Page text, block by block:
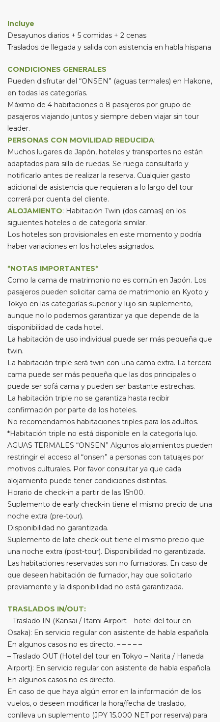
Incluye
Desayunos diarios + 5 comidas + 2 cenas
Traslados de llegada y salida con asistencia en habla hispana
CONDICIONES GENERALES
Pueden disfrutar del “ONSEN” (aguas termales) en Hakone,
en todas las categorías.
Máximo de 4 habitaciones o 8 pasajeros por grupo de
pasajeros viajando juntos y siempre deben viajar sin tour
leader.
PERSONAS CON MOVILIDAD REDUCIDA:
Muchos lugares de Japón, hoteles y transportes no están
adaptados para silla de ruedas. Se ruega consultarlo y
notificarlo antes de realizar la reserva. Cualquier gasto
adicional de asistencia que requieran a lo largo del tour
correrá por cuenta del cliente.
ALOJAMIENTO: Habitación Twin (dos camas) en los
siguientes hoteles o de categoría similar.
Los hoteles son provisionales en este momento y podría
haber variaciones en los hoteles asignados.
*NOTAS IMPORTANTES*
Como la cama de matrimonio no es común en Japón. Los
pasajeros pueden solicitar cama de matrimonio en Kyoto y
Tokyo en las categorías superior y lujo sin suplemento,
aunque no lo podemos garantizar ya que depende de la
disponibilidad de cada hotel.
La habitación de uso individual puede ser más pequeña que
twin.
La habitación triple será twin con una cama extra. La tercera
cama puede ser más pequeña que las dos principales o
puede ser sofá cama y pueden ser bastante estrechas.
La habitación triple no se garantiza hasta recibir
confirmación por parte de los hoteles.
No recomendamos habitaciones triples para los adultos.
*Habitación triple no está disponible en la categoría lujo.
AGUAS TERMALES “ONSEN” Algunos alojamientos pueden
restringir el acceso al “onsen” a personas con tatuajes por
motivos culturales. Por favor consultar ya que cada
alojamiento puede tener condiciones distintas.
Horario de check-in a partir de las 15h00.
Suplemento de early check-in tiene el mismo precio de una
noche extra (pre-tour).
Disponibilidad no garantizada.
Suplemento de late check-out tiene el mismo precio que
una noche extra (post-tour). Disponibilidad no garantizada.
Las habitaciones reservadas son no fumadoras. En caso de
que deseen habitación de fumador, hay que solicitarlo
previamente y la disponibilidad no está garantizada.
TRASLADOS IN/OUT:
– Traslado IN (Kansai / Itami Airport – hotel del tour en
Osaka): En servicio regular con asistente de habla española.
En algunos casos no es directo. – – – – –
– Traslado OUT (Hotel del tour en Tokyo – Narita / Haneda
Airport): En servicio regular con asistente de habla española.
En algunos casos no es directo.
En caso de que haya algún error en la información de los
vuelos, o deseen modificar la hora/fecha de traslado,
conlleva un suplemento (JPY 15.000 NET por reserva) para